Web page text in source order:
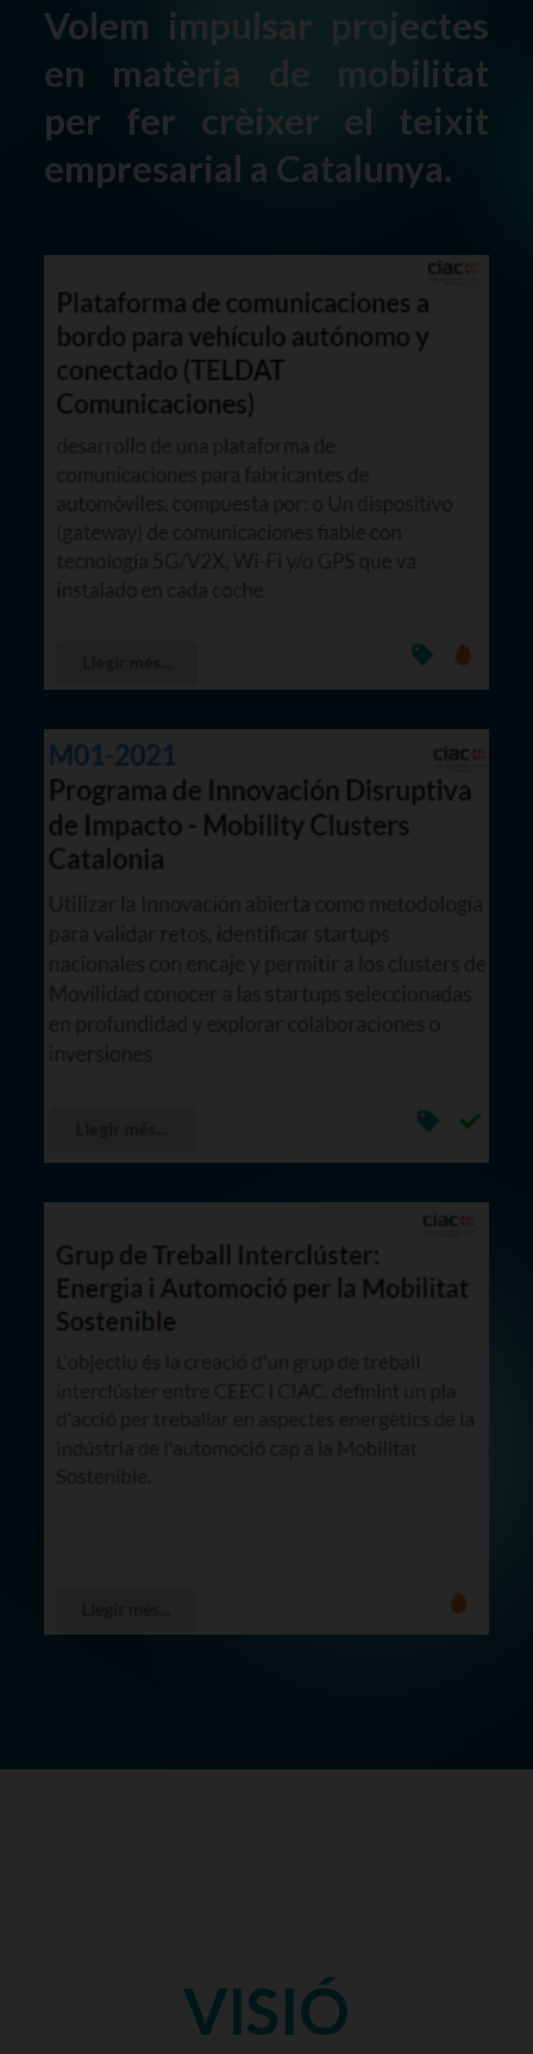
Volem impulsar projectes
en matèria de mobilitat
per fer crèixer el teixit
empresarial a Catalunya.
VISIÓ